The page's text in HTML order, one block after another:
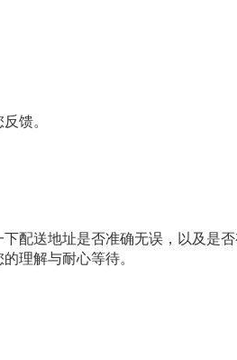
馈。
配送地址是否准确无误，以及是
理解与耐心等待。